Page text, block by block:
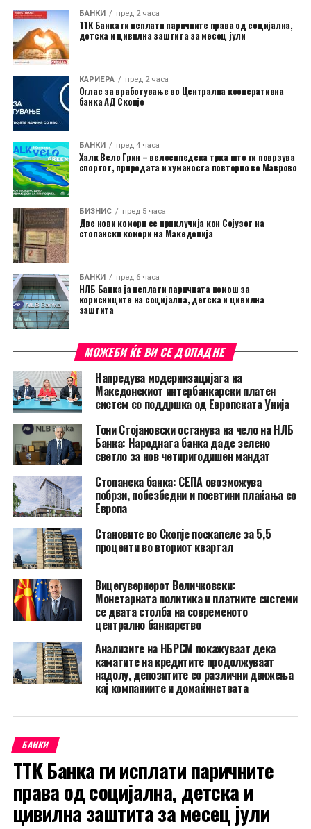
БАНКИ пред 2 часа
ТТК Банка ги исплати паричните права од социјална,
детска и цивилна заштита за месец јули
КАРИЕРА пред 2 часа
Оглас за вработување во Централна кооперативна
банка АД Скопје
БАНКИ пред 4 часа
Халк Вело Грин – велосипедска трка што ги поврзува
спортот, природата и хуманоста повторно во Маврово
БИЗНИС пред 5 часа
Две нови комори се приклучија кон Сојузот на
стопански комори на Македонија
БАНКИ пред 6 часа
НЛБ Банка ја исплати паричната помош за
корисниците на социјална, детска и цивилна
заштита
МОЖЕБИ ЌЕ ВИ СЕ ДОПАДНЕ
Напредува модернизацијата на
Македонскиот интербанкарски платен
систем со поддршка од Европската Унија
Тони Стојановски останува на чело на НЛБ
Банка: Народната банка даде зелено
светло за нов четиригодишен мандат
Стопанска банка: СЕПА овозможува
побрзи, побезбедни и поевтини плаќања со
Европа
Становите во Скопје поскапеле за 5,5
проценти во вториот квартал
Вицегувернерот Величковски:
Монетарната политика и платните системи
се двата столба на современото
централно банкарство
Анализите на НБРСМ покажуваат дека
каматите на кредитите продолжуваат
надолу, депозитите со различни движења
кај компаниите и домаќинствата
БАНКИ
ТТК Банка ги исплати паричните
права од социјална, детска и
цивилна заштита за месец јули